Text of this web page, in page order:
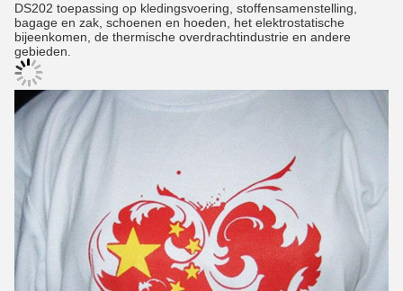
DS202 toepassing op kledingsvoering, stoffensamenstelling,
bagage en zak, schoenen en hoeden, het elektrostatische
bijeenkomen, de thermische overdrachtindustrie en andere
gebieden.